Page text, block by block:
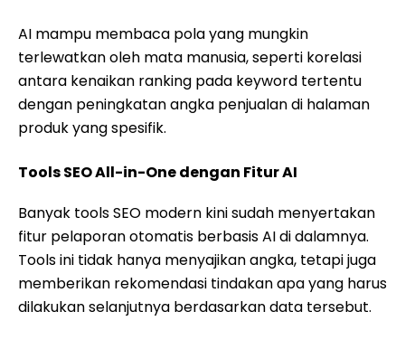
AI mampu membaca pola yang mungkin
terlewatkan oleh mata manusia, seperti korelasi
antara kenaikan ranking pada keyword tertentu
dengan peningkatan angka penjualan di halaman
produk yang spesifik.
Tools SEO All-in-One dengan Fitur AI
Banyak tools SEO modern kini sudah menyertakan
fitur pelaporan otomatis berbasis AI di dalamnya.
Tools ini tidak hanya menyajikan angka, tetapi juga
memberikan rekomendasi tindakan apa yang harus
dilakukan selanjutnya berdasarkan data tersebut.